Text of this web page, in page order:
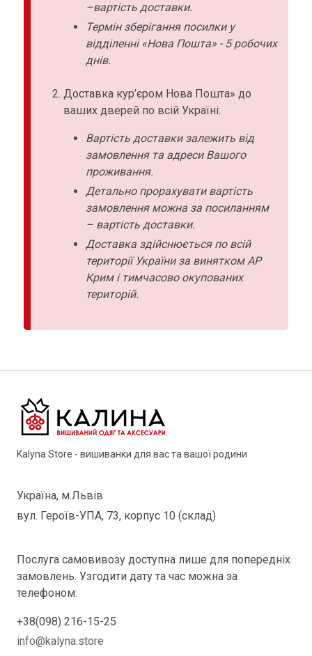
–вартість доставки.
Термін зберігання посилки у
відділенні «Нова Пошта» - 5 робочих
днів.
Доставка кур’єром Нова Пошта» до
ваших дверей по всій Україні:
Вартість доставки залежить від
замовлення та адреси Вашого
проживання.
Детально прорахувати вартість
замовлення можна за посиланням
– вартість доставки.
Доставка здійснюється по всій
території України за винятком АР
Крим і тимчасово окупованих
територій.
Kalyna Store - вишиванки для вас та вашої родини
Україна, м.Львів
вул. Героїв-УПА, 73, корпус 10 (склад)
Послуга самовивозу доступна лише для попередніх
замовлень. Узгодити дату та час можна за
телефоном:
+38(098) 216-15-25
info@kalyna.store